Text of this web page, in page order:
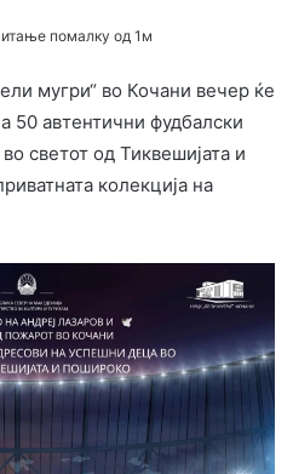
помалку од 1м
мугри“ во Кочани вечер ќе
50 автентични фудбалски
светот од Тиквешијата и
колекција на